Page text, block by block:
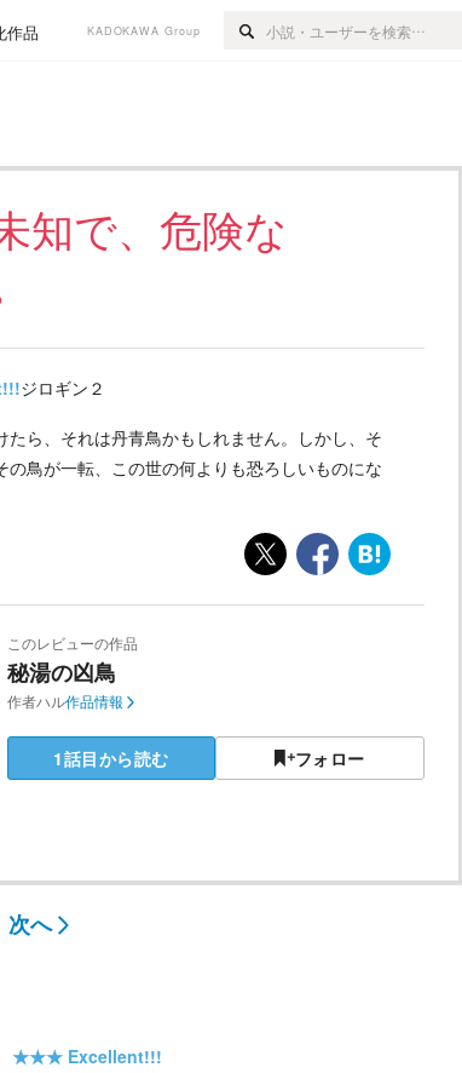
作品 KADOKAWA Group
知で、危険な
ジロギン２
ら、それは丹青鳥かもしれません。しかし、そ
鳥が一転、この世の何よりも恐ろしいものにな
このレビューの作品
秘湯の凶鳥
作者ハル作品情報
1話目から読む フォロー
次へ
★★★ Excellent!!!